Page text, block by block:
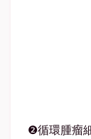
❷循環腫瘤